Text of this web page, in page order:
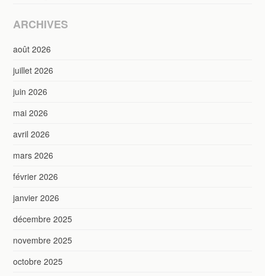
ARCHIVES
août 2026
juillet 2026
juin 2026
mai 2026
avril 2026
mars 2026
février 2026
janvier 2026
décembre 2025
novembre 2025
octobre 2025